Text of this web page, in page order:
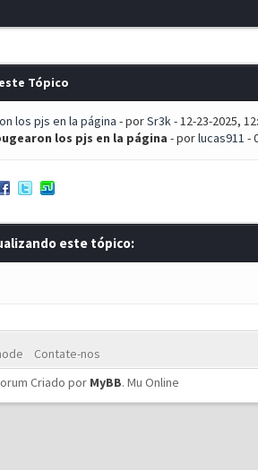
Tópico
los pjs en la página - porSr3k- 12-23-2025,
los pjs en la página - porlucas911 -
este tópico:
Contate-nos
Criado por MyBB. Mu Online